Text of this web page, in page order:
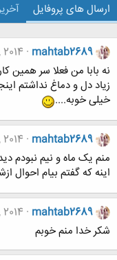
ارسال های پروفایل
mahtab2689
نه بابا من فعلا سر همین
زیاد دل و دماغ نداشتم
خیلی خوبه....
mahtab2689
منم یک ماه و نیم نبودم
اینه که گفتم بیام احوال
mahtab2689
شکر خدا منم خوبم